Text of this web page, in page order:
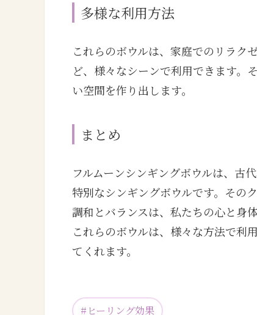
多様な利用方法
これらのボウルは、家庭でのリラク
ど、様々なシーンで利用できます。
い空間を作り出します。
まとめ
フルムーンシンギングボウルは、古
特別なシンギングボウルです。その
調和とバランスは、私たちの心と身
これらのボウルは、様々な方法で利
てくれます。
# ヒーリング効果